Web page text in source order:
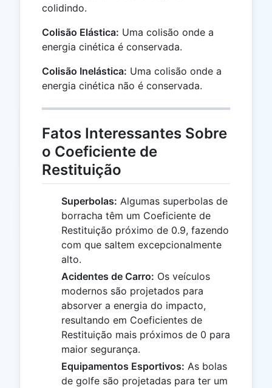
colidindo.
Colisão Elástica: Uma colisão onde a
energia cinética é conservada.
Colisão Inelástica: Uma colisão onde a
energia cinética não é conservada.
Fatos Interessantes Sobre
o Coeficiente de
Restituição
Superbolas: Algumas superbolas de
borracha têm um Coeficiente de
Restituição próximo de 0.9, fazendo
com que saltem excepcionalmente
alto.
Acidentes de Carro: Os veículos
modernos são projetados para
absorver a energia do impacto,
resultando em Coeficientes de
Restituição mais próximos de 0 para
maior segurança.
Equipamentos Esportivos: As bolas
de golfe são projetadas para ter um